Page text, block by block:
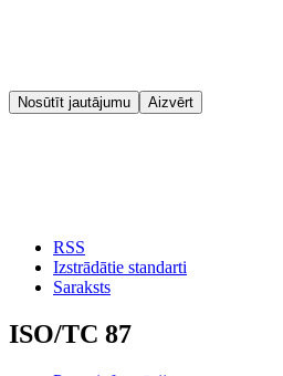
Nosūtīt jautājumu Aizvērt
RSS
Izstrādātie standarti
Saraksts
ISO/TC 87